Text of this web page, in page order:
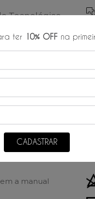
Tecnológico
rápida
de lavagem:
a manual
ter 10% OFFna
CADASTRAR